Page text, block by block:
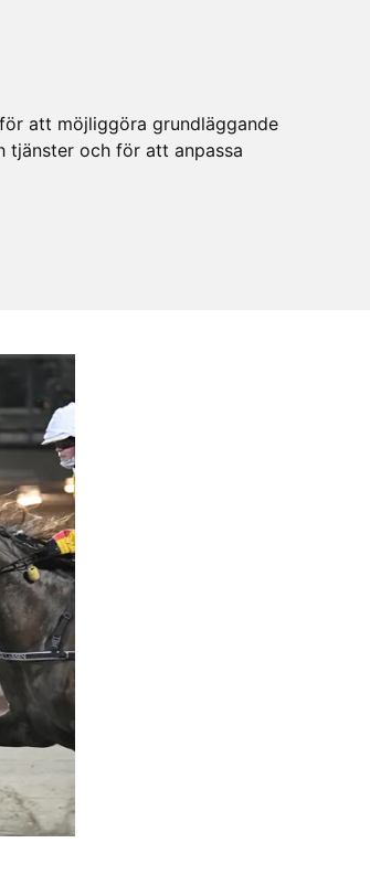
för att möjliggöra grundläggande
och för att anpassa